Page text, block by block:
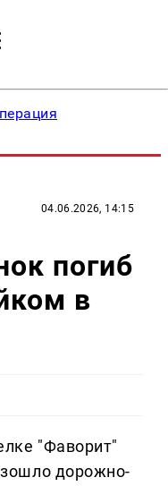
04.06.2026, 14:15
погиб
в
"Фаворит"
дорожно-